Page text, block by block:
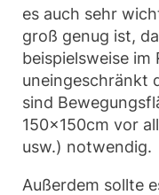
es auch sehr
groß genug ist,
beispielsweise im
uneingeschränkt
sind
150x150cm vor
usw.) notwendig.
Außerdem sollte